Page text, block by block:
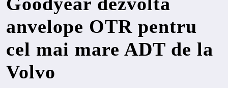
anvelope OTR pentru
cel mai mare ADT de la
Volvo